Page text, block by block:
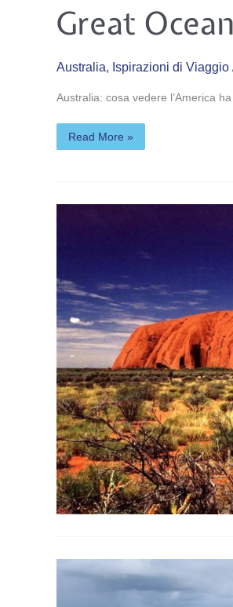
Great
Australia, Ispirazioni di Viaggio
Australia: cosa vedere l’America
Great
Ocean
Road
Read More »